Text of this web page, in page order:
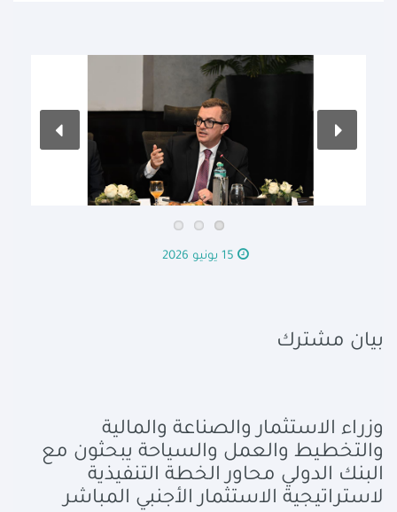
15 يونيو 2026
بيان مشترك
وزراء الاستثمار والصناعة والمالية
والتخطيط والعمل والسياحة يبحثون مع
البنك الدولي محاور الخطة التنفيذية
لاستراتيجية الاستثمار الأجنبي المباشر